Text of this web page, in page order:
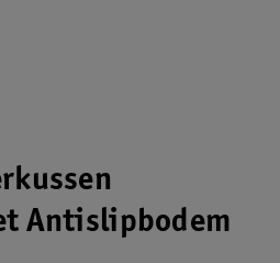
Antislipbodem